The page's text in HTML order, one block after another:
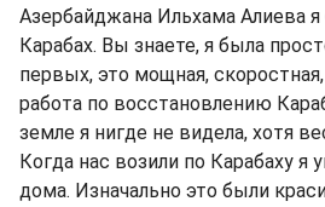
Азербайджана Ильхама Алиева
Карабах. Вы знаете, я была
первых, это мощная,
работа по восстановлению
земле я нигде не видела, хотя
Когда нас возили по Карабаху я
дома. Изначально это были